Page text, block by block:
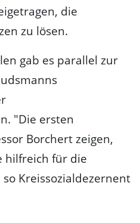
die
zu lösen.
gab es parallel zur
"Die ersten
Borchert zeigen,
hilfreich für die
Kreissozialdezernent